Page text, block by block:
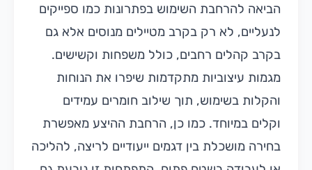
הביאה להרחבת השימוש בפתרונות כמו ספייקים
לנעליים, לא רק בקרב מטיילים מנוסים אלא גם
בקרב קהלים רחבים, כולל משפחות וקשישים.
מגמות עיצוביות מתקדמות שיפרו את הנוחות
והקלות בשימוש, תוך שילוב חומרים עמידים
וקלים במיוחד. כמו כן, הרחבת ההיצע מאפשרת
בחירה מושכלת בין דגמים ייעודיים לריצה, להליכה